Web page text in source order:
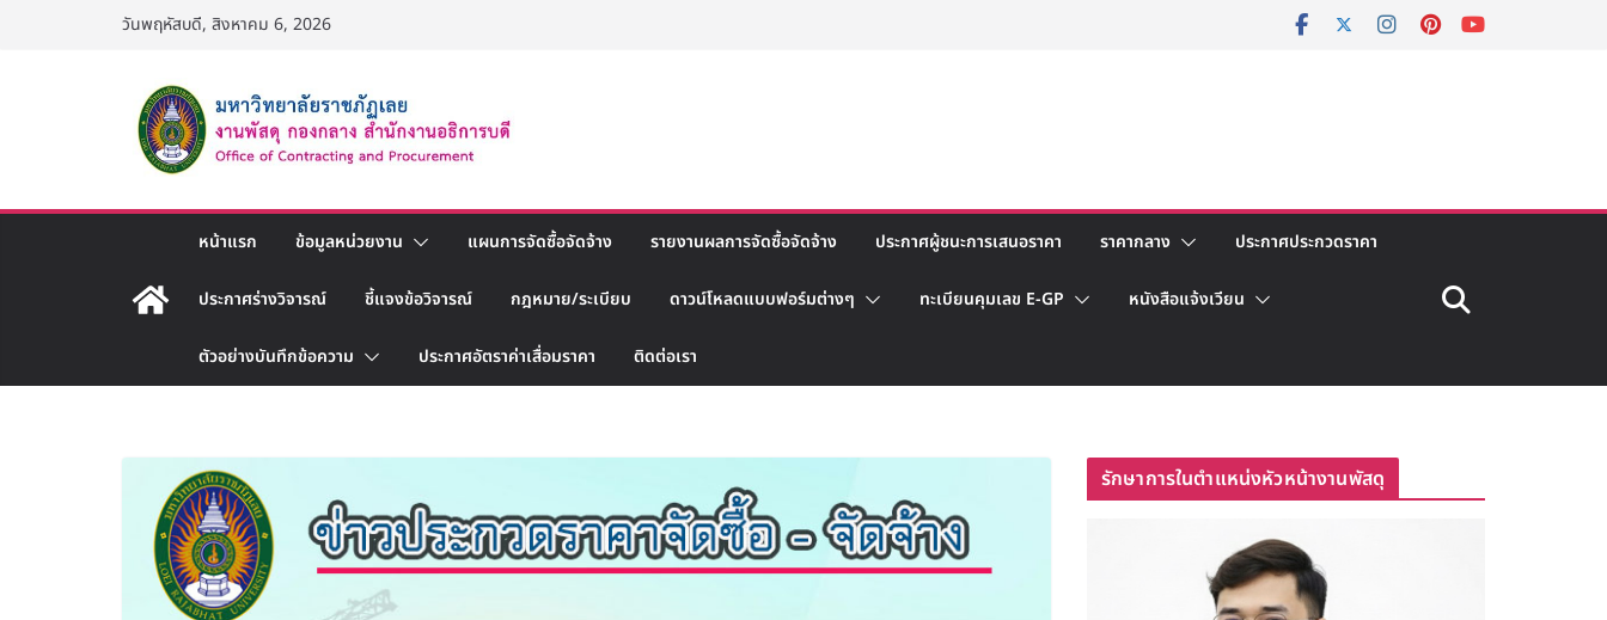
วันพฤหัสบดี, สิงหาคม 6, 2026
หน้าแรก ข้อมูลหน่วยงาน แผนการจัดซื้อจัดจ้าง รายงานผลการจัดซื้อจัดจ้าง ประกาศผู้ชนะการเสนอราคา ราคากลาง ประกาศประกวดราคา
ประกาศร่างวิจารณ์ ชี้แจงข้อวิจารณ์ กฎหมาย/ระเบียบ ดาวน์โหลดแบบฟอร์มต่างๆ ทะเบียนคุมเลข E-GP หนังสือแจ้งเวียน
ตัวอย่างบันทึกข้อความ ประกาศอัตราค่าเสื่อมราคา ติดต่อเรา
รักษาการในตำแหน่งหัวหน้างานพัสดุ